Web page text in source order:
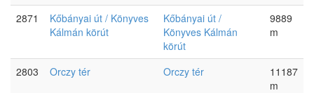
2871
Kőbányai út / Könyves
Kálmán körút
Kőbányai út /
Könyves Kálmán
körút
9889
m
2803 Orczy tér Orczy tér
11187
m